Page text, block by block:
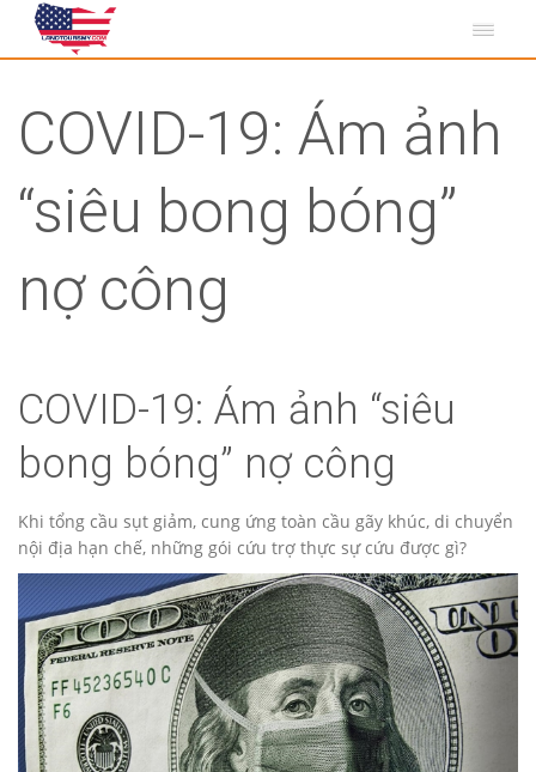
COVID-19: Ám ảnh
“siêu bong bóng”
nợ công
COVID-19: Ám ảnh “siêu
bong bóng” nợ công
Khi tổng cầu sụt giảm, cung ứng toàn cầu gãy khúc, di chuyển
nội địa hạn chế, những gói cứu trợ thực sự cứu được gì?